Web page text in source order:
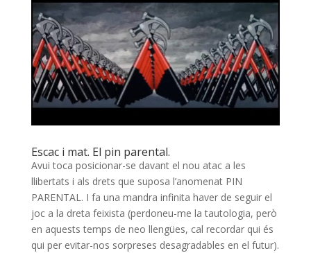
Escac i mat. El pin parental.
Avui toca posicionar-se davant el nou atac a les
llibertats i als drets que suposa l’anomenat PIN
PARENTAL. I fa una mandra infinita haver de seguir el
joc a la dreta feixista (perdoneu-me la tautologia, però
en aquests temps de neo llengües, cal recordar qui és
qui per evitar-nos sorpreses desagradables en el futur).